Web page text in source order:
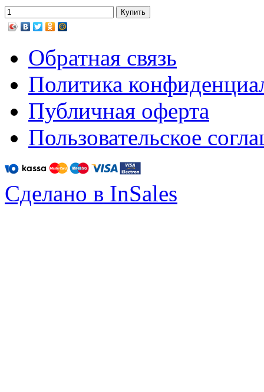
Обратная связь
Политика
Публичная оферта
Пользовательское
Сделано в InSales